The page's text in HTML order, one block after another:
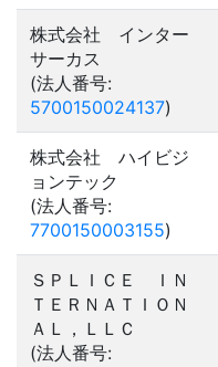
株式会社 インター
サーカス
(法人番号:
5700150024137)
株式会社 ハイビジ
ョンテック
(法人番号:
7700150003155)
ＳＰＬＩＣＥ ＩＮ
ＴＥＲＮＡＴＩＯＮ
ＡＬ，ＬＬＣ
(法人番号: